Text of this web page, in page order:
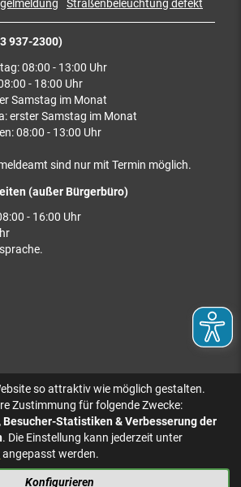
937-2300)
08:00 - 13:00 Uhr
- 18:00 Uhr
Samstag im Monat
erster Samstag im Monat
08:00 - 13:00 Uhr
sind nur mit Termin möglich.
(außer Bürgerbüro)
- 16:00 Uhr
Straßenbeleuchtung defekt
so attraktiv wie möglich gestalten.
Zustimmung für folgende Zwecke:
Statistiken & Verbesserung der
. Die Einstellung kann jederzeit unter
angepasst werden.
Konfigurieren